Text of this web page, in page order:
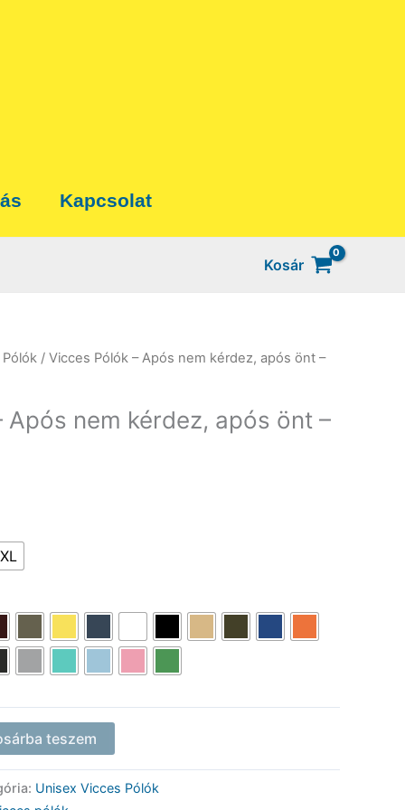
Kapcsolat
Kosár
/ Vicces Pólók – Após nem kérdez, após önt –
Após nem kérdez, após önt –
teszem
Unisex Vicces Pólók